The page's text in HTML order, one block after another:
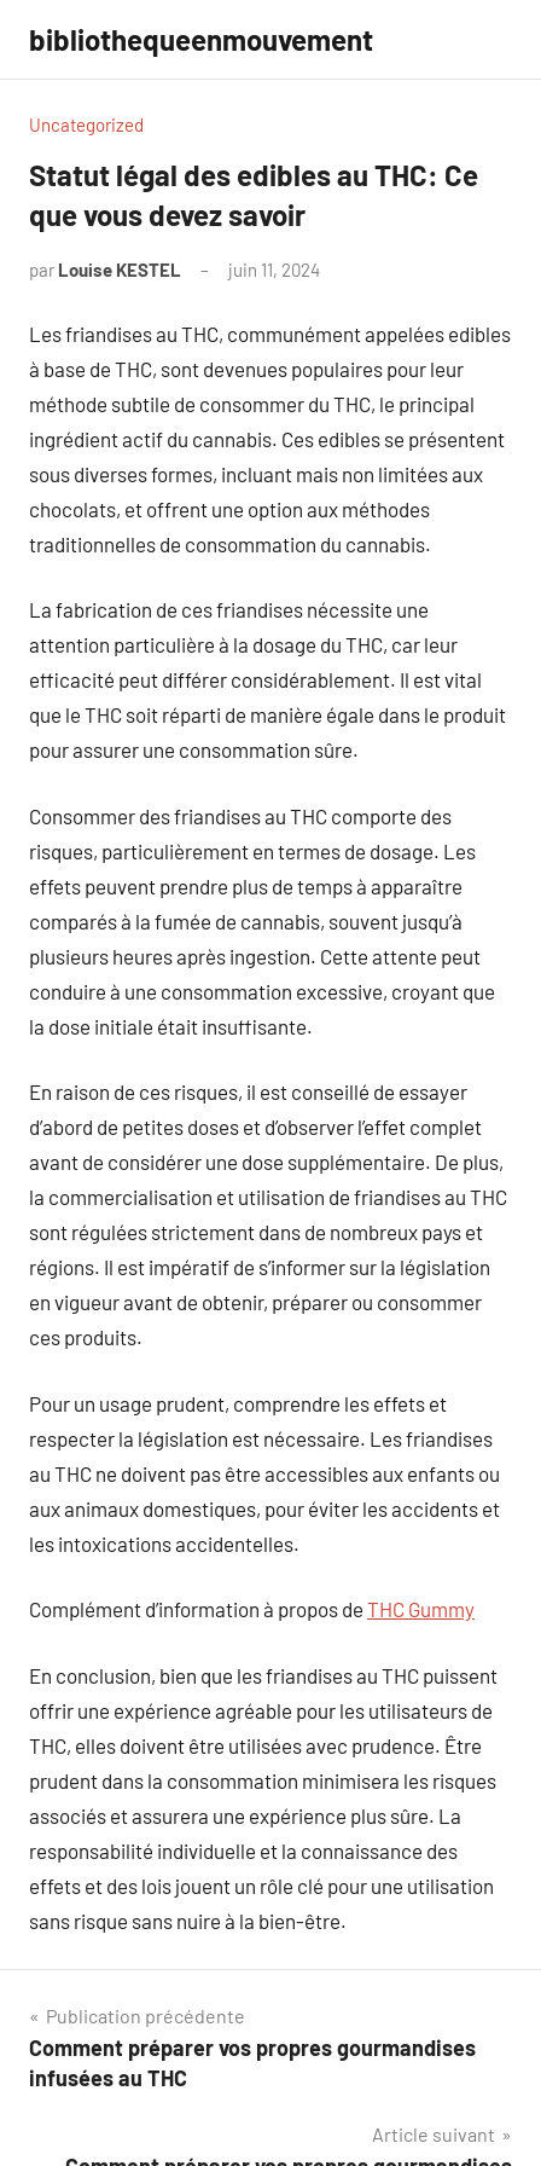
contenu
bibliothequeenmouvement
Uncategorized
Statut légal des edibles au THC: Ce
que vous devez savoir
par Louise KESTEL juin 11, 2024
Les friandises au THC, communément appelées edibles
à base de THC, sont devenues populaires pour leur
méthode subtile de consommer du THC, le principal
ingrédient actif du cannabis. Ces edibles se présentent
sous diverses formes, incluant mais non limitées aux
chocolats, et offrent une option aux méthodes
traditionnelles de consommation du cannabis.
La fabrication de ces friandises nécessite une
attention particulière à la dosage du THC, car leur
efficacité peut différer considérablement. Il est vital
que le THC soit réparti de manière égale dans le produit
pour assurer une consommation sûre.
Consommer des friandises au THC comporte des
risques, particulièrement en termes de dosage. Les
effets peuvent prendre plus de temps à apparaître
comparés à la fumée de cannabis, souvent jusqu’à
plusieurs heures après ingestion. Cette attente peut
conduire à une consommation excessive, croyant que
la dose initiale était insuffisante.
En raison de ces risques, il est conseillé de essayer
d’abord de petites doses et d’observer l’effet complet
avant de considérer une dose supplémentaire. De plus,
la commercialisation et utilisation de friandises au THC
sont régulées strictement dans de nombreux pays et
régions. Il est impératif de s’informer sur la législation
en vigueur avant de obtenir, préparer ou consommer
ces produits.
Pour un usage prudent, comprendre les effets et
respecter la législation est nécessaire. Les friandises
au THC ne doivent pas être accessibles aux enfants ou
aux animaux domestiques, pour éviter les accidents et
les intoxications accidentelles.
Complément d’information à propos de THC Gummy
En conclusion, bien que les friandises au THC puissent
offrir une expérience agréable pour les utilisateurs de
THC, elles doivent être utilisées avec prudence. Être
prudent dans la consommation minimisera les risques
associés et assurera une expérience plus sûre. La
responsabilité individuelle et la connaissance des
effets et des lois jouent un rôle clé pour une utilisation
sans risque sans nuire à la bien-être.
Navigation
de
Publication précédente
Comment préparer vos propres gourmandises
infusées au THC
Article suivant